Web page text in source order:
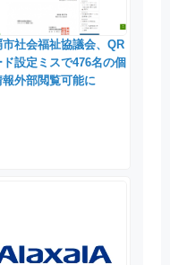
市社会福祉協議会、QR
ド設定ミスで476名の個
報外部閲覧可能に